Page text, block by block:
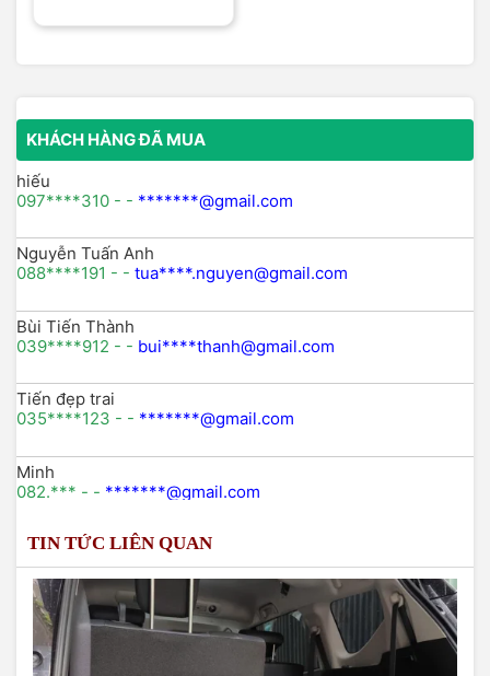
hạng5.00
KHÁCH HÀNG ĐÃ MUA
hiếu
097****310 - - *******@gmail.com
Nguyễn Tuấn Anh
088****191 - - tua****.nguyen@gmail.com
Bùi Tiến Thành
039****912 - - bui****thanh@gmail.com
Tiến đẹp trai
035****123 - - *******@gmail.com
Minh
082.*** - - *******@gmail.com
Lê thị nhung
098xxx746 -lenhungxxxx@gmail.com
TIN TỨC LIÊN QUAN